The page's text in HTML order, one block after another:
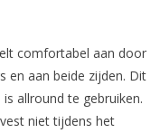
comfortabel aan door
en aan beide zijden. Dit
allround te gebruiken.
niet tijdens het